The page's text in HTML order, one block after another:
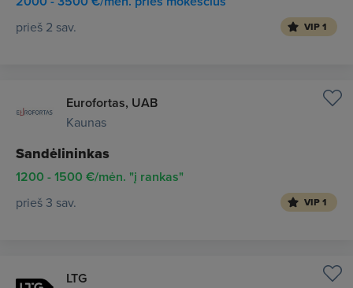
prieš 2 sav. VIP 1
Eurofortas, UAB
Kaunas
Sandėlininkas
1200 - 1500 €/mėn. "į rankas"
prieš 3 sav. VIP 1
LTG